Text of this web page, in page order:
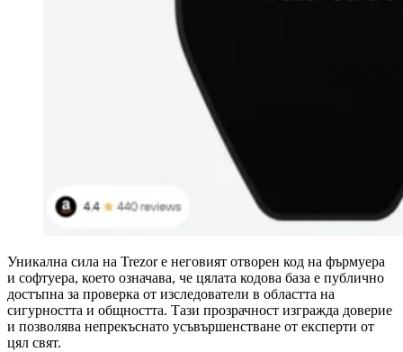
Уникална сила на Trezor е неговият отворен код на фърмуера
и софтуера, което означава, че цялата кодова база е публично
достъпна за проверка от изследователи в областта на
сигурността и общността. Тази прозрачност изгражда доверие
и позволява непрекъснато усъвършенстване от експерти от
цял свят.